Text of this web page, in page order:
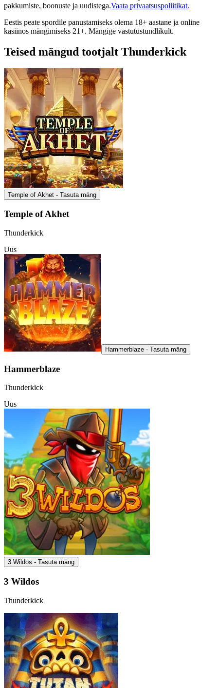
pakkumiste, boonuste ja uudistega.Vaata privaatsuspoliitikat.
Eestis peate spordile panustamiseks olema 18+ aastane ja online
kasiinos mängimiseks 21+. Mängige vastutustundlikult.
Teised mängud tootjalt Thunderkick
Temple of Akhet - Tasuta mäng
Temple of Akhet
Thunderkick
Uus
Hammerblaze - Tasuta mäng
Hammerblaze
Thunderkick
Uus
3 Wildos - Tasuta mäng
3 Wildos
Thunderkick